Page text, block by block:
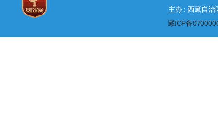
主办 : 西藏自治
藏ICP备